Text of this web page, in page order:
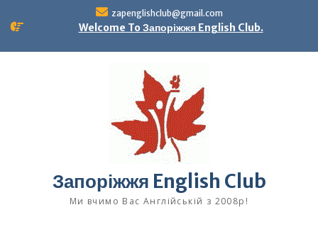
zapenglishclub@gmail.com
Welcome To Запоріжжя English Club.
Запоріжжя English Club
Ми вчимо Вас Англійській з 2008р!